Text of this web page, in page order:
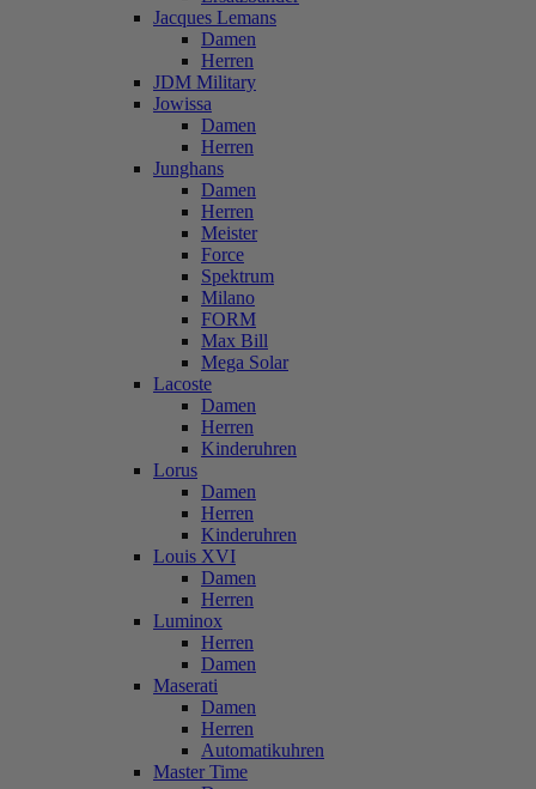
Jacques Lemans
Damen
Herren
JDM Military
Jowissa
Damen
Herren
Junghans
Damen
Herren
Meister
Force
Spektrum
Milano
FORM
Max Bill
Mega Solar
Lacoste
Damen
Herren
Kinderuhren
Lorus
Damen
Herren
Kinderuhren
Louis XVI
Damen
Herren
Luminox
Herren
Damen
Maserati
Damen
Herren
Automatikuhren
Master Time